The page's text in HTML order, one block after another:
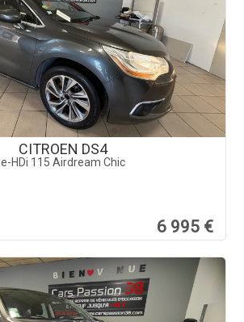
CITROEN DS4
e-HDi 115 Airdream Chic
6 995 €